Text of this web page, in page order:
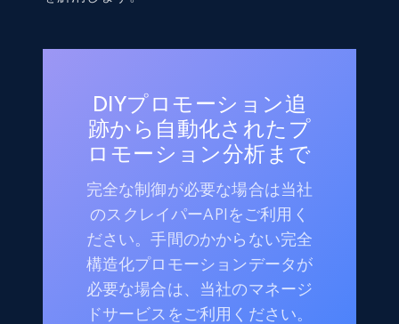
DIYプロモーション追
跡から自動化されたプ
ロモーション分析まで
完全な制御が必要な場合は当社
のスクレイパーAPIをご利用く
ださい。手間のかからない完全
構造化プロモーションデータが
必要な場合は、当社のマネージ
ドサービスをご利用ください。